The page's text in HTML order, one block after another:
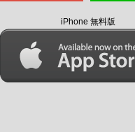
iPhone 無料版